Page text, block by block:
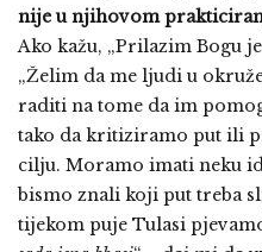
nije u njihovom
Ako kažu, „Prilazim Bogu
„Želim da me ljudi u
raditi na tome da im
tako da kritiziramo put ili
cilju. Moramo imati neku
bismo znali koji put treba
tijekom puje Tulasi